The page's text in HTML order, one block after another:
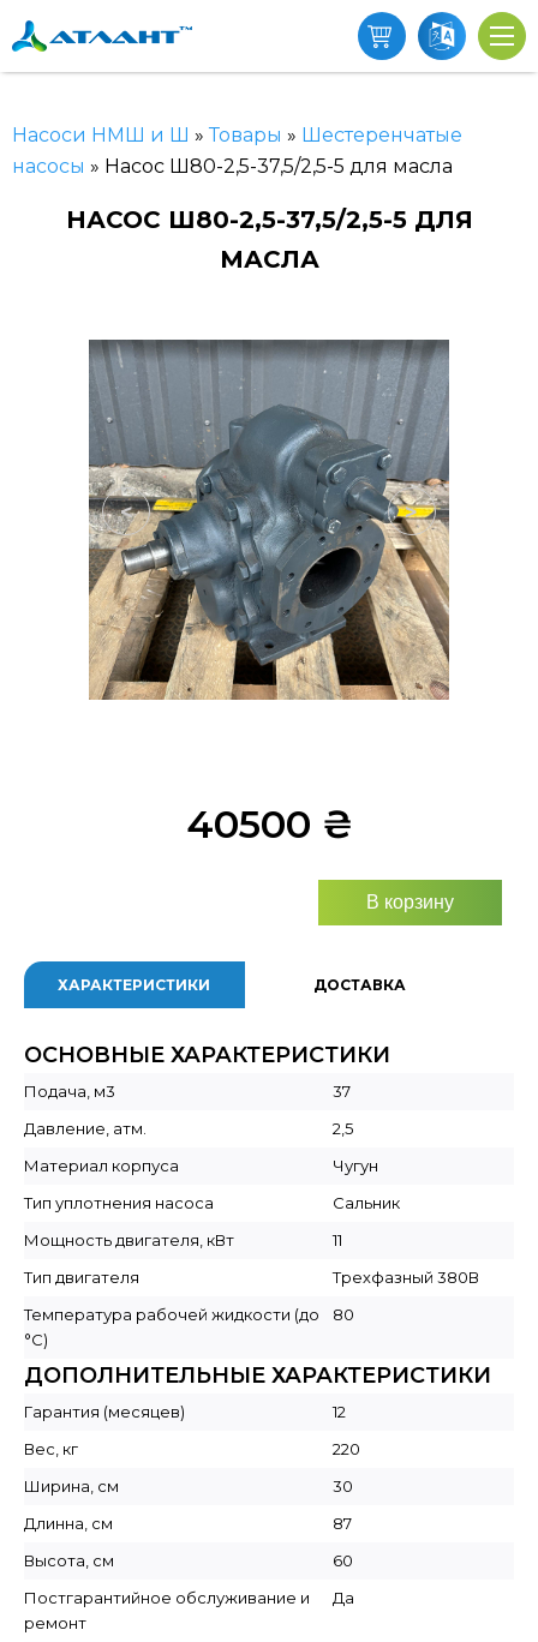
Насоси НМШ и Ш »Товары » Шестеренчатые
насосы » Насос Ш80-2,5-37,5/2,5-5 для масла
НАСОС Ш80-2,5-37,5/2,5-5 ДЛЯ
МАСЛА
< >
40500 ₴
В корзину
ХАРАКТЕРИСТИКИ ДОСТАВКА
ОСНОВНЫЕ ХАРАКТЕРИСТИКИ
Подача, м3
37
Давление, атм.
2,5
Материал корпуса
Чугун
Тип уплотнения насоса
Сальник
Мощность двигателя, кВт
11
Тип двигателя
Трехфазный 380В
Температура рабочей жидкости (до
°C)
80
ДОПОЛНИТЕЛЬНЫЕ ХАРАКТЕРИСТИКИ
Гарантия (месяцев)
12
Вес, кг
220
Ширина, см
30
Длинна, см
87
Высота, см
60
Постгарантийное обслуживание и
ремонт
Да